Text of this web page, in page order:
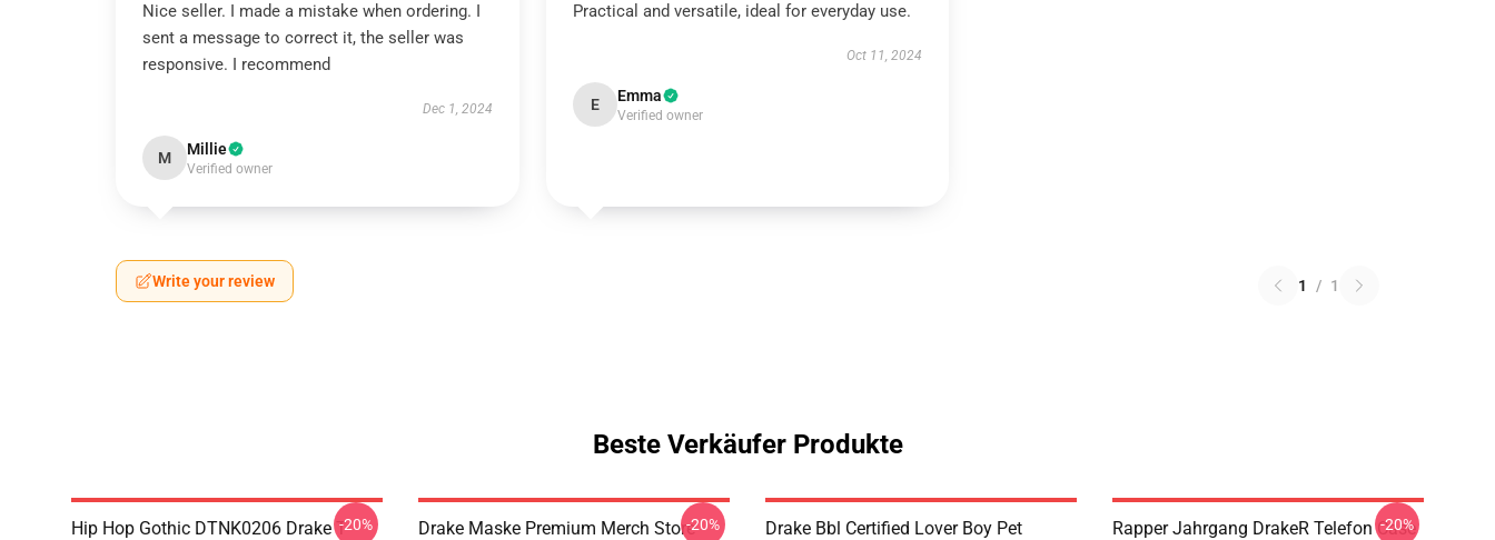
Nice seller. I made a mistake when ordering. I
sent a message to correct it, the seller was
responsive. I recommend
Dec 1, 2024
M Millie
Verified owner
Practical and versatile, ideal for everyday use.
Oct 11, 2024
E Emma
Verified owner
Write your review 1 / 1
Beste Verkäufer Produkte
Hip Hop Gothic DTNK0206 Drake T--20% Drake Maske Premium Merch Store-20%
Drake Bbl Certified Lover Boy Pet
Rapper Jahrgang DrakeR Telefon Case
-20%